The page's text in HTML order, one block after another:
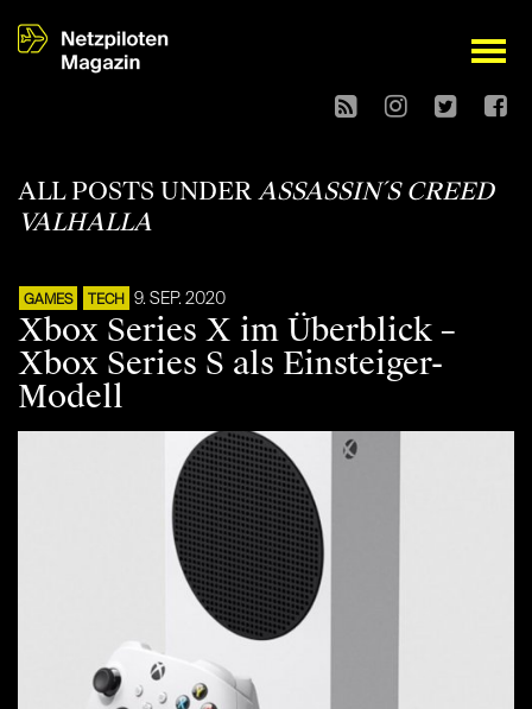
open
ALL POSTS UNDERASSASSIN´S CREED
VALHALLA
GAMES TECH 9. SEP. 2020
Xbox Series X im Überblick –
Xbox Series S als Einsteiger-
Modell